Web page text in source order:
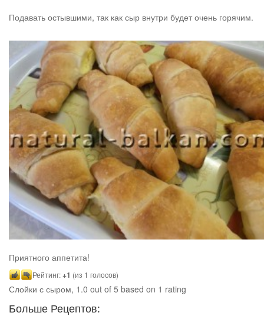
Подавать остывшими, так как сыр внутри будет очень горячим.
Приятного аппетита!
Рейтинг:+1 (из 1 голосов)
Слойки с сыром, 1.0 out of 5 based on 1 rating
Больше Рецептов: